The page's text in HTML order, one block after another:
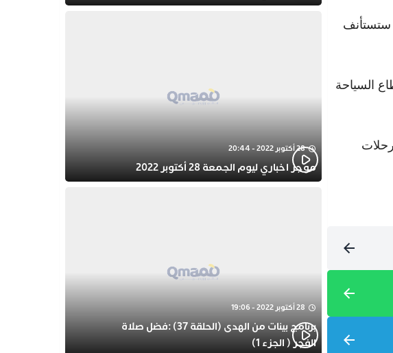
ستستأنف
السياحة
بينما استؤنفت رحلات
28 أكتوبر 2022 - 20:44
موجز اخباري ليوم الجمعة 28 أكتوبر 2022
28 أكتوبر 2022 - 19:06
برنامج بينات من الهدى (الحلقة 37) :فضل صلاة
الفجر ( الجزء 1)